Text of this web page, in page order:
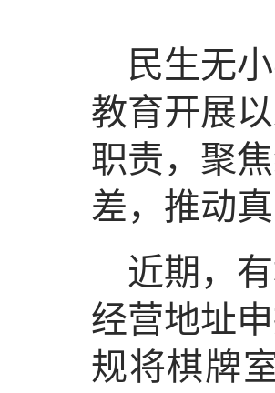
民生无
教育开展
职责，聚
差，推动
近期，
经营地址
规将棋牌